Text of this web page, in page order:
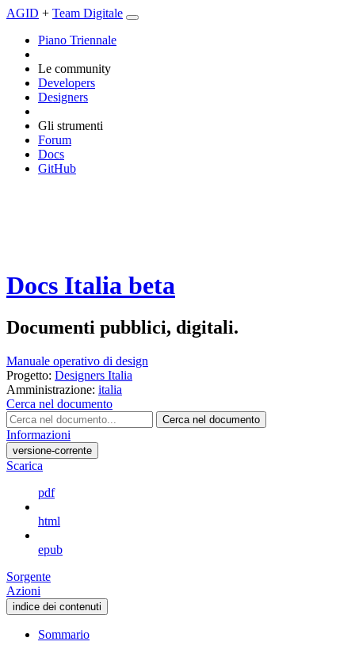
AGID + Team Digitale
Piano Triennale
Le community
Developers
Designers
Gli strumenti
Forum
Docs
GitHub
Docs Italia beta
Documenti pubblici, digitali.
Manuale operativo di design
Progetto: Designers Italia
Amministrazione: italia
Cerca nel documento
Cerca nel documento
Informazioni
versione-corrente
Scarica
pdf
html
epub
Sorgente
Azioni
indice dei contenuti
Sommario